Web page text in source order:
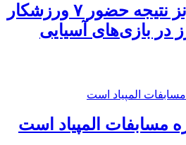
۲ مدال برنز نتیجه حضور ۷ ورزشکار
در بازی‌های آسیایی
مسابفات المپیاد است